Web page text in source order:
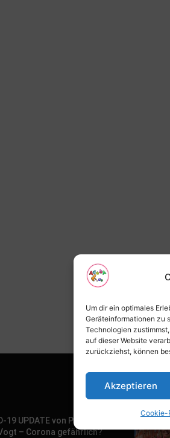
Um dir ein optimales
Geräteinformationen zu
Technologien
auf dieser Website
zurückziehst, können
Akzeptieren
Cookie-
19 UPDATE von Prof. Dr.
– Corona gefährlich?